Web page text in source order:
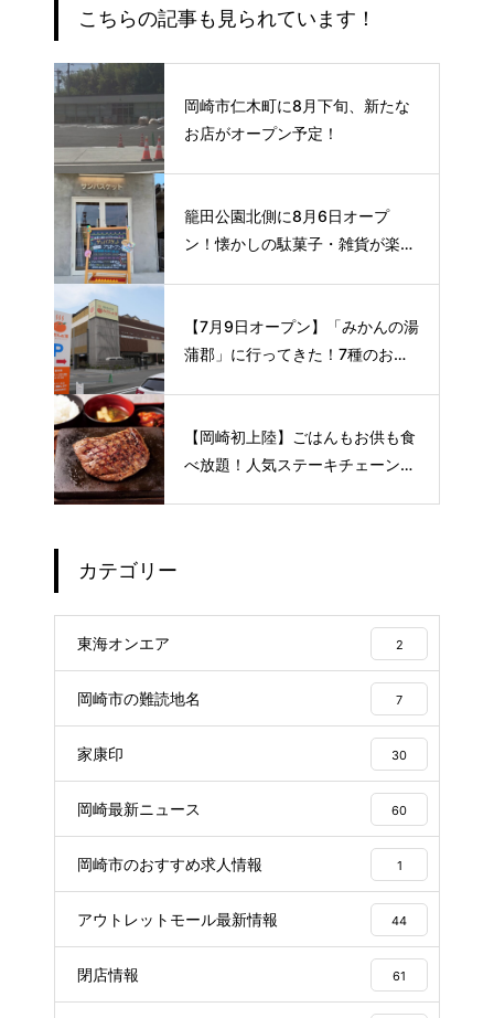
こちらの記事も見られています！
岡崎市仁木町に8月下旬、新たな
お店がオープン予定！
籠田公園北側に8月6日オープ
ン！懐かしの駄菓子・雑貨が楽し
【7月9日オープン】「みかんの湯
蒲郡」に行ってきた！7種のお風
【岡崎初上陸】ごはんもお供も食
べ放題！人気ステーキチェーン
カテゴリー
東海オンエア 2
岡崎市の難読地名 7
家康印 30
岡崎最新ニュース 60
岡崎市のおすすめ求人情報 1
アウトレットモール最新情報 44
閉店情報 61